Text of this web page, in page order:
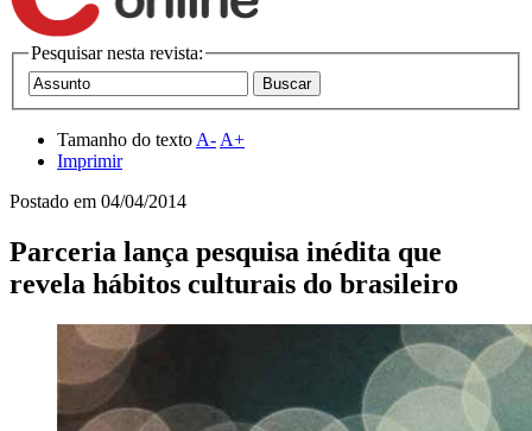
Pesquisar nesta revista:
Tamanho do texto A- A+
Imprimir
Postado em 04/04/2014
Parceria lança pesquisa inédita que
revela hábitos culturais do brasileiro